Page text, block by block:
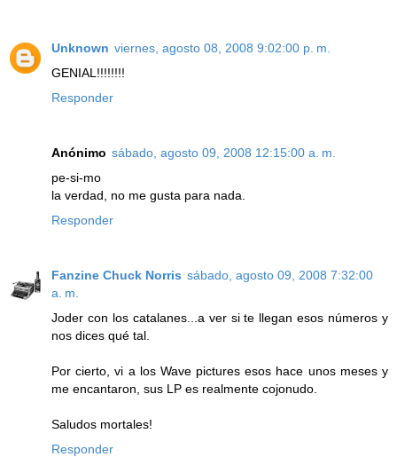
Unknown viernes, agosto 08, 2008 9:02:00 p. m.
GENIAL!!!!!!!!
Responder
Anónimo sábado, agosto 09, 2008 12:15:00 a. m.
pe-si-mo
la verdad, no me gusta para nada.
Responder
Fanzine Chuck Norris sábado, agosto 09, 2008 7:32:00
a. m.
Joder con los catalanes...a ver si te llegan esos números y
nos dices qué tal.
Por cierto, vi a los Wave pictures esos hace unos meses y
me encantaron, sus LP es realmente cojonudo.
Saludos mortales!
Responder